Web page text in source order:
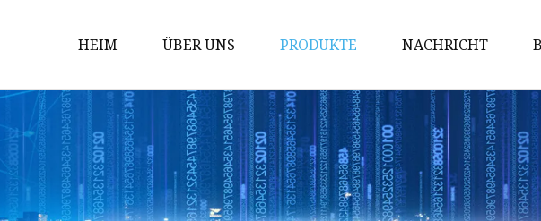
HEIM ÜBER UNS PRODUKTE
Lochsägen
Säbelsägeblätter
Bügelsägeblätter
Bandsägen
NACHRICHT